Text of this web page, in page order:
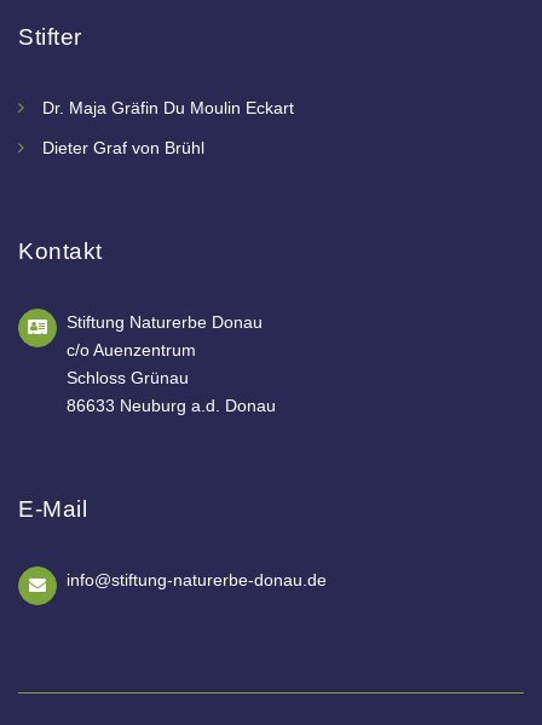
Stifter
Dr. Maja Gräfin Du Moulin Eckart
Dieter Graf von Brühl
Kontakt
Stiftung Naturerbe Donau
c/o Auenzentrum
Schloss Grünau
86633 Neuburg a.d. Donau
E-Mail
info@stiftung-naturerbe-donau.de